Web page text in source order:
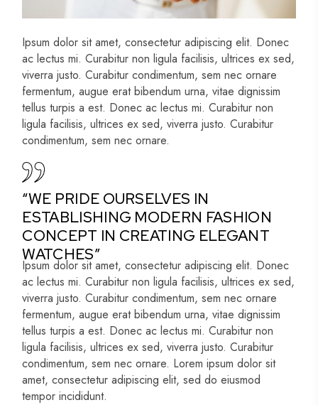
Ipsum dolor sit amet, consectetur adipiscing elit. Donec
ac lectus mi. Curabitur non ligula facilisis, ultrices ex sed,
viverra justo. Curabitur condimentum, sem nec ornare
fermentum, augue erat bibendum urna, vitae dignissim
tellus turpis a est. Donec ac lectus mi. Curabitur non
ligula facilisis, ultrices ex sed, viverra justo. Curabitur
condimentum, sem nec ornare.
“WE PRIDE OURSELVES IN
ESTABLISHING MODERN FASHION
CONCEPT IN CREATING ELEGANT
WATCHES”
Ipsum dolor sit amet, consectetur adipiscing elit. Donec
ac lectus mi. Curabitur non ligula facilisis, ultrices ex sed,
viverra justo. Curabitur condimentum, sem nec ornare
fermentum, augue erat bibendum urna, vitae dignissim
tellus turpis a est. Donec ac lectus mi. Curabitur non
ligula facilisis, ultrices ex sed, viverra justo. Curabitur
condimentum, sem nec ornare. Lorem ipsum dolor sit
amet, consectetur adipiscing elit, sed do eiusmod
tempor incididunt.